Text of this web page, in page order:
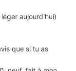
aujourd'hui)
que si tu as